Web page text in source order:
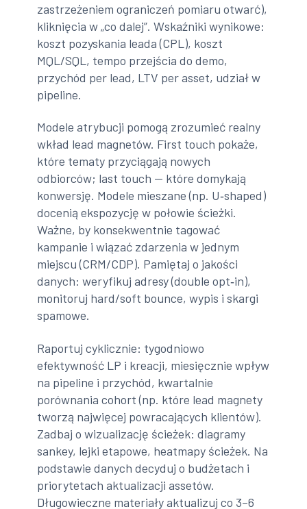
zastrzeżeniem ograniczeń pomiaru otwarć),
kliknięcia w „co dalej”. Wskaźniki wynikowe:
koszt pozyskania leada (CPL), koszt
MQL/SQL, tempo przejścia do demo,
przychód per lead, LTV per asset, udział w
pipeline.
Modele atrybucji pomogą zrozumieć realny
wkład lead magnetów. First touch pokaże,
które tematy przyciągają nowych
odbiorców; last touch — które domykają
konwersję. Modele mieszane (np. U‑shaped)
docenią ekspozycję w połowie ścieżki.
Ważne, by konsekwentnie tagować
kampanie i wiązać zdarzenia w jednym
miejscu (CRM/CDP). Pamiętaj o jakości
danych: weryfikuj adresy (double opt‑in),
monitoruj hard/soft bounce, wypis i skargi
spamowe.
Raportuj cyklicznie: tygodniowo
efektywność LP i kreacji, miesięcznie wpływ
na pipeline i przychód, kwartalnie
porównania cohort (np. które lead magnety
tworzą najwięcej powracających klientów).
Zadbaj o wizualizację ścieżek: diagramy
sankey, lejki etapowe, heatmapy ścieżek. Na
podstawie danych decyduj o budżetach i
priorytetach aktualizacji assetów.
Długowieczne materiały aktualizuj co 3–6